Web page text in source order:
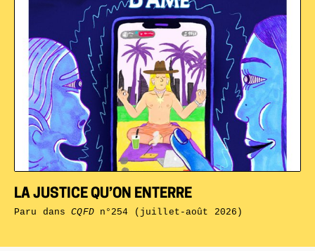
LA JUSTICE QU’ON ENTERRE
Paru dansCQFDn°254 (juillet-août 2026)